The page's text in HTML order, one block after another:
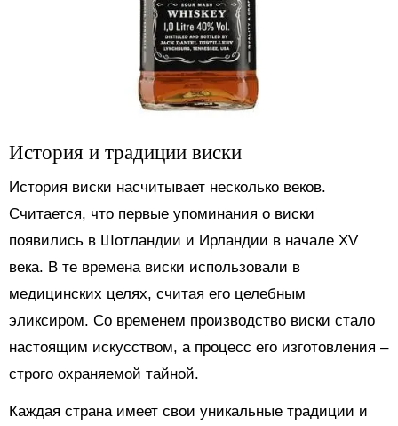
История и традиции виски
История виски насчитывает несколько веков.
Считается, что первые упоминания о виски
появились в Шотландии и Ирландии в начале XV
века. В те времена виски использовали в
медицинских целях, считая его целебным
эликсиром. Со временем производство виски стало
настоящим искусством, а процесс его изготовления –
строго охраняемой тайной.
Каждая страна имеет свои уникальные традиции и